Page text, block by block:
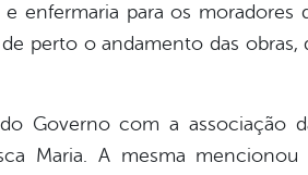
enfermaria para os moradores
perto o andamento das
Governo com a associação
Maria. A mesma